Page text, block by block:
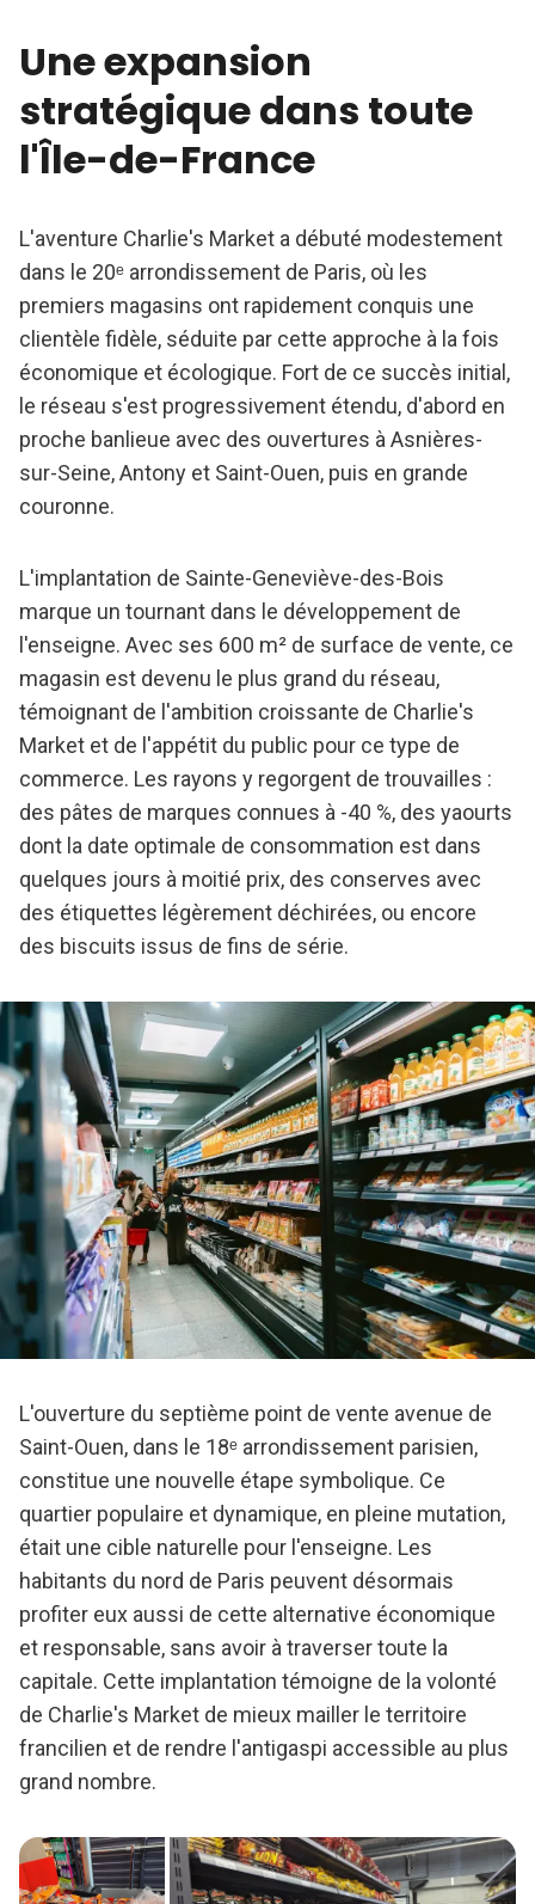
Une expansion
stratégique dans toute
l'Île-de-France
L'aventure Charlie's Market a débuté modestement
dans le 20ᵉ arrondissement de Paris, où les
premiers magasins ont rapidement conquis une
clientèle fidèle, séduite par cette approche à la fois
économique et écologique. Fort de ce succès initial,
le réseau s'est progressivement étendu, d'abord en
proche banlieue avec des ouvertures à Asnières-
sur-Seine, Antony et Saint-Ouen, puis en grande
couronne.
L'implantation de Sainte-Geneviève-des-Bois
marque un tournant dans le développement de
l'enseigne. Avec ses 600 m² de surface de vente, ce
magasin est devenu le plus grand du réseau,
témoignant de l'ambition croissante de Charlie's
Market et de l'appétit du public pour ce type de
commerce. Les rayons y regorgent de trouvailles :
des pâtes de marques connues à -40 %, des yaourts
dont la date optimale de consommation est dans
quelques jours à moitié prix, des conserves avec
des étiquettes légèrement déchirées, ou encore
des biscuits issus de fins de série.
L'ouverture du septième point de vente avenue de
Saint-Ouen, dans le 18ᵉ arrondissement parisien,
constitue une nouvelle étape symbolique. Ce
quartier populaire et dynamique, en pleine mutation,
était une cible naturelle pour l'enseigne. Les
habitants du nord de Paris peuvent désormais
profiter eux aussi de cette alternative économique
et responsable, sans avoir à traverser toute la
capitale. Cette implantation témoigne de la volonté
de Charlie's Market de mieux mailler le territoire
francilien et de rendre l'antigaspi accessible au plus
grand nombre.